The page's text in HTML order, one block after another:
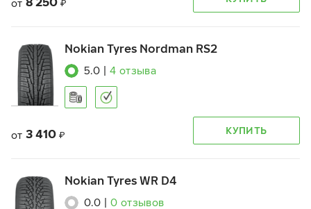
от ₽
Nokian Tyres Nordman RS2
5.0 4 отзыва
от 3 410 ₽ КУПИТЬ
Nokian Tyres WR D4
0.0 0 отзывов